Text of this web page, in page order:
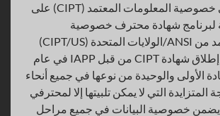
يعتمد تدريب تقني خصوصية المعلومات المعتمد (CIPT) على
لبرنامج شهادة محترف خصوصية
المعلومات المعتمد من ANSI/الولايات المتحدة (CIPT/US)
التابع لـ IAPP. تم إطلاق شهادة CIPT من قبل IAPP في عام
الأولى والوحيدة من نوعها في جميع أنحاء
المتزايدة التي لا يمكن تلبيتها إلا لمحترفي
يضمن خصوصية البيانات في جميع مراحل